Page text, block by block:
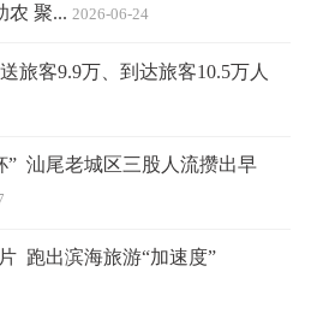
农 聚... 2026-06-24
旅客9.9万、到达旅客10.5万人
” 汕尾老城区三股人流攒出早
跑出滨海旅游“加速度”